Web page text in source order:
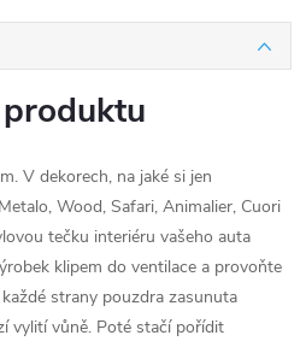
V dekorech, na jaké si jen
Wood, Safari, Animalier, Cuori
tečku interiéru vašeho auta
klipem do ventilace a provoňte
strany pouzdra zasunuta
vylití vůně. Poté stačí pořídit